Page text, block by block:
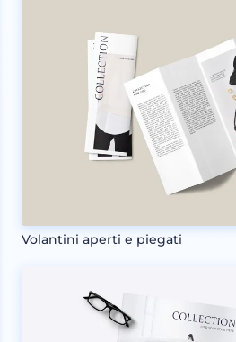
Volantini aperti e piegati